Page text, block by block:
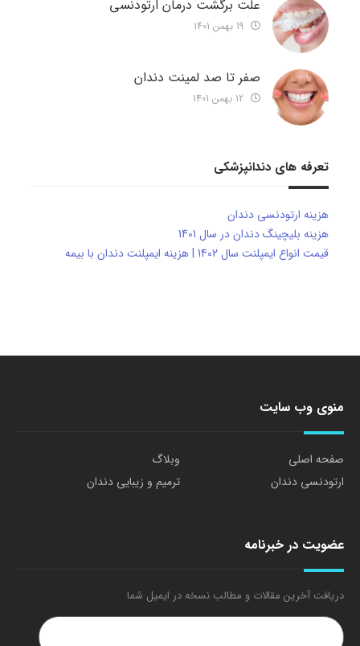
علت برگشت درمان ارتودنسی
صفر تا صد لمینت دندان
تعرفه های دندانپزشکی
هزینه ارتودنسی دندان
هزینه بلیچینگ دندان در سال 1401
قیمت انواع ایمپلنت سال 1402 | هزینه ایمپلنت دندان با بیمه
منوی وب سایت
صفحه اصلی
وبلاگ
ارتودنسی دندان
ترمیم و زیبایی دندان
عضویت در خبرنامه
دریافت آخرین مقالات و مطالب نسخه در ایمیل شما